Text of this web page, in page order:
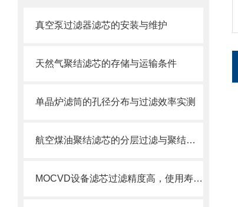
真空泵过滤器滤芯的安装与维护
天然气聚结滤芯的存储与运输条件
单晶炉滤筒的孔径分布与过滤效率实测
航空煤油聚结滤芯的分层过滤与聚结分离原理
MOCVD设备滤芯过滤精度高，使用寿命长